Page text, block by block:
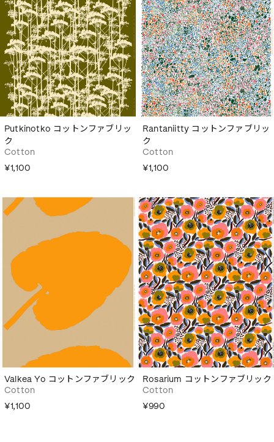
Putkinotko コットンファブリッ
ク
Cotton
¥1,100
Rantaniitty コットンファブリッ
ク
Cotton
¥1,100
Valkea Yo コットンファブリック
Cotton
¥1,100
Rosarium コットンファブリック
Cotton
¥990